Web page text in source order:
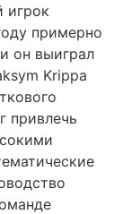
игрок
примерно
он выиграл
Krippa
привлечь